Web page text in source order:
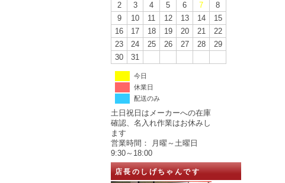
2
3 4 5 6 7
8
9
10 11 12 13 14
15
16
17 18 19 20 21
22
23
24 25 26 27 28
29
30
31
今日
休業日
配送のみ
土日祝日はメーカーへの在庫
確認、名入れ作業はお休みし
ます
営業時間： 月曜～土曜日
9:30～18:00
店長のしげちゃんです